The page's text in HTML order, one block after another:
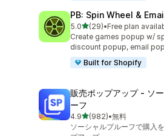
PB: Spin Wheel &
5.05つ星中
(29)
合計レビュー数：29件
•Free plan
Create games popup w/
discount popup, email
Built for Shopify
販売ポップアップ ‑ ソ
ーフ
4.95つ星中
(982)
合計レビュー数：982件
•無料
ソーシャルプルーフで購入